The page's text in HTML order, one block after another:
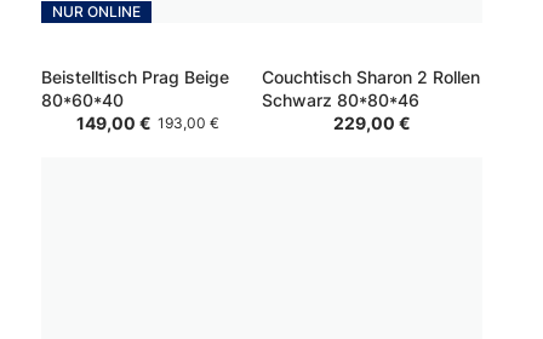
NUR ONLINE
Beistelltisch Prag Beige
80*60*40
149,00 € 193,00 €
Couchtisch Sharon 2 Rollen
Schwarz 80*80*46
229,00 €